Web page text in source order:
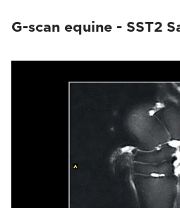
G-scan equine - SST2